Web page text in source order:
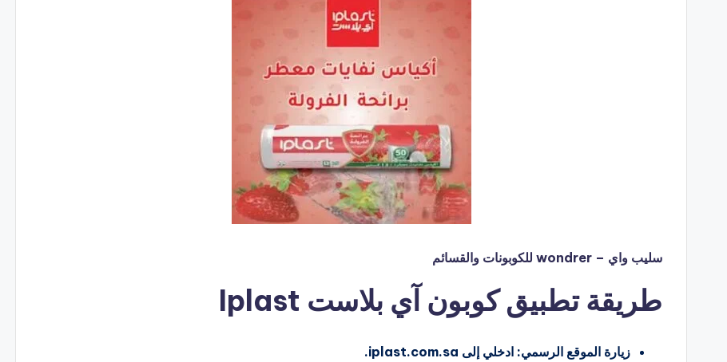
سليب واي – wondrer للكوبونات والقسائم
طريقة تطبيق كوبون آي بلاست Iplast
زيارة الموقع الرسمي: ادخلي إلى iplast.com.sa.